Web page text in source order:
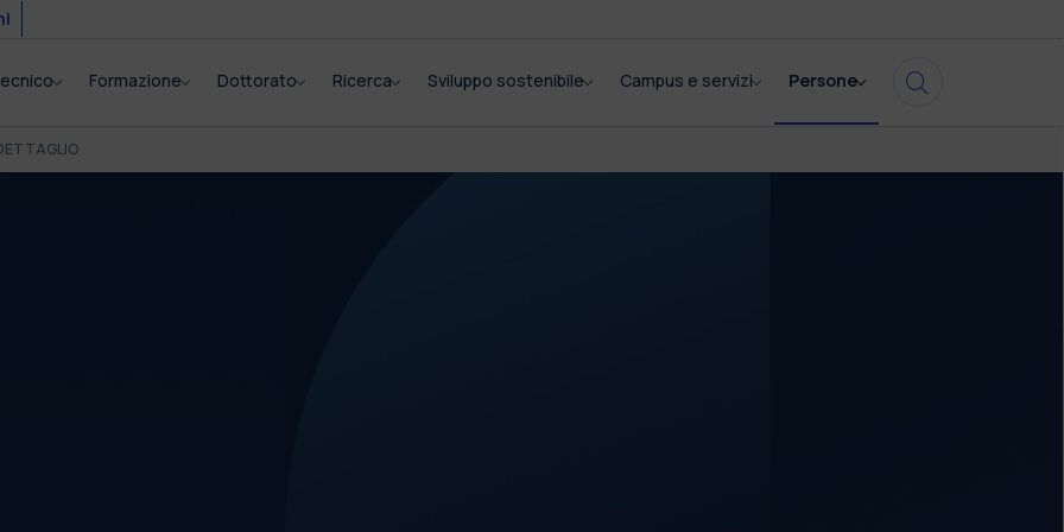
Formazione Dottorato Ricerca Sviluppo sostenibile Campus e servizi Persone